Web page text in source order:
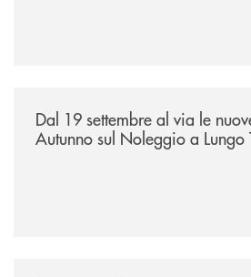
Dal 19 settembre al via le
Autunno sul Noleggio a Lungo